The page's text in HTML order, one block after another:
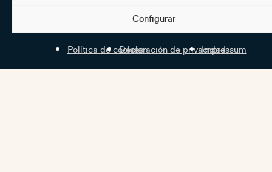
Configurar
Política de cookiesDeclaración de privacidad
Impressum